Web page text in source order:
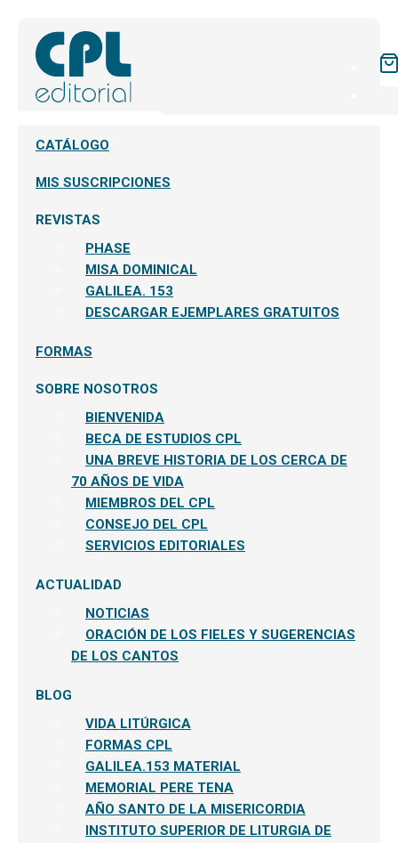
CATÁLOGO
MIS SUSCRIPCIONES
REVISTAS
PHASE
MISA DOMINICAL
GALILEA. 153
DESCARGAR EJEMPLARES GRATUITOS
FORMAS
SOBRE NOSOTROS
BIENVENIDA
BECA DE ESTUDIOS CPL
UNA BREVE HISTORIA DE LOS CERCA DE
70 AÑOS DE VIDA
MIEMBROS DEL CPL
CONSEJO DEL CPL
SERVICIOS EDITORIALES
ACTUALIDAD
NOTICIAS
ORACIÓN DE LOS FIELES Y SUGERENCIAS
DE LOS CANTOS
BLOG
VIDA LITÚRGICA
FORMAS CPL
GALILEA.153 MATERIAL
MEMORIAL PERE TENA
AÑO SANTO DE LA MISERICORDIA
INSTITUTO SUPERIOR DE LITURGIA DE